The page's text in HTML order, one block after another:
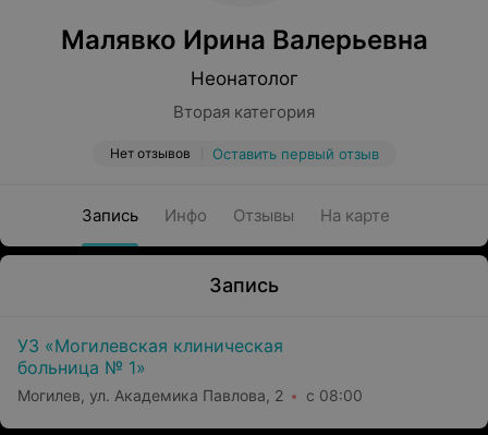
Малявко Ирина Валерьевна
Неонатолог
Вторая категория
Нет отзывов Оставить первый отзыв
Запись Инфо Отзывы На карте
Запись
УЗ «Могилевская клиническая
больница № 1»
Могилев, ул. Академика Павлова, 2 с 08:00